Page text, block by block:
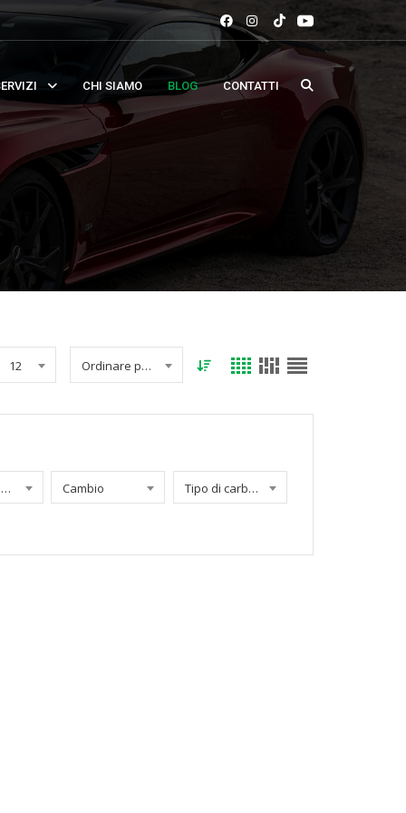
CHI SIAMO BLOG CONTATTI
12 Ordinare per data
Chilometraggio Cambio Tipo di carburante